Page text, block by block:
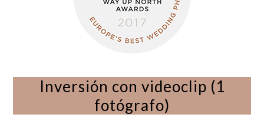
Inversión con videoclip (1
fotógrafo)